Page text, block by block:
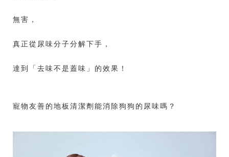
無害，
真正從尿味分子分解下手，
達到「去味不是蓋味」的效果！
寵物友善的地板清潔劑能消除狗狗的尿味嗎？